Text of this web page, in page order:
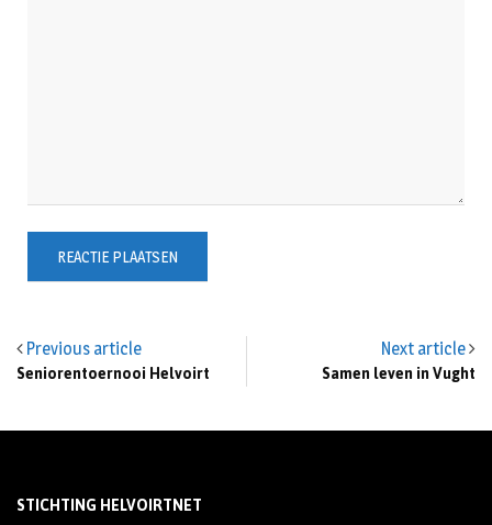
Previous article
Seniorentoernooi Helvoirt
Next article
Samen leven in Vught
STICHTING HELVOIRTNET